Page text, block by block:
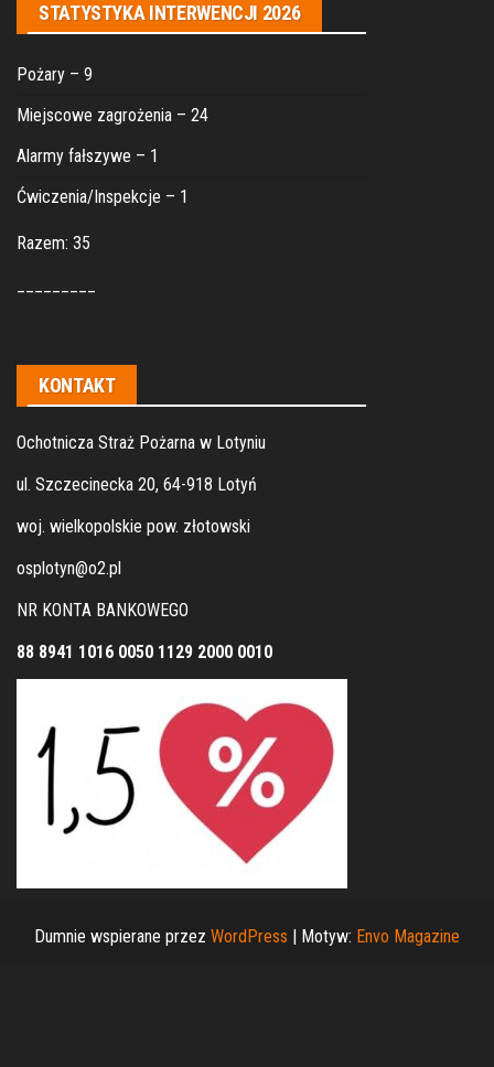
STATYSTYKA INTERWENCJI 2026
Pożary – 9
Miejscowe zagrożenia – 24
Alarmy fałszywe – 1
Ćwiczenia/Inspekcje – 1
Razem: 35
KONTAKT
Ochotnicza Straż Pożarna w Lotyniu
ul. Szczecinecka 20, 64-918 Lotyń
woj. wielkopolskie pow. złotowski
osplotyn@o2.pl
NR KONTA BANKOWEGO
88 8941 1016 0050 1129 2000 0010
Dumnie wspierane przez WordPress Motyw: Envo Magazine